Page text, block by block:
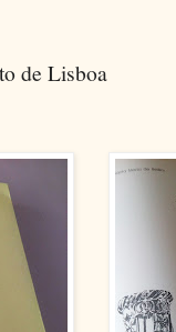
de Lisboa